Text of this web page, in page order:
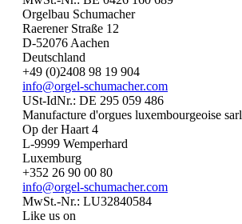
Orgelbau Schumacher
Raerener Straße 12
D-52076 Aachen
Deutschland
+49 (0)2408 98 19 904
info@orgel-schumacher.com
USt-IdNr.: DE 295 059 486
Manufacture d'orgues luxembourgeoise sarl
Op der Haart 4
L-9999 Wemperhard
Luxemburg
+352 26 90 00 80
info@orgel-schumacher.com
MwSt.-Nr.: LU32840584
Like us on